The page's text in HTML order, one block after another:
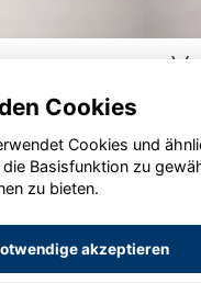
GmbH 2020 -
Cookies
Cookies und
Basisfunktion zu
zu bieten.
akzeptieren